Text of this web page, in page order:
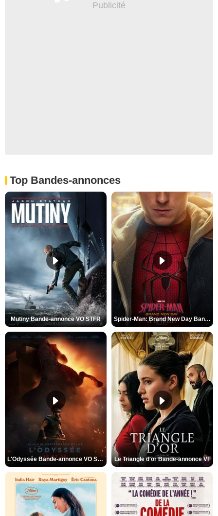
Top Bandes-annonces
Mutiny Bande-annonce VO STFR Spider-Man: Brand New Day Bande-annonce VO STFR
L'Odyssée Bande-annonce VO STFR Le Triangle d'or Bande-annonce VF